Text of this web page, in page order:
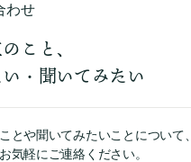
わせ
こと、
・聞いてみたい
とや聞いてみたいことについて、
気軽にご連絡ください。